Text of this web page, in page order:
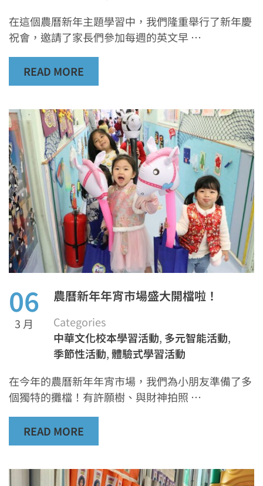
在這個農曆新年主題學習中，我們隆重舉行了新年慶
祝會，邀請了家長們參加每週的英文早 …
READ MORE
06
3 月
農曆新年年宵市場盛大開檔啦！
Categories
中華文化校本學習活動, 多元智能活動,
季節性活動,體驗式學習活動
在今年的農曆新年年宵市場，我們為小朋友準備了多
個獨特的攤檔！有許願樹、與財神拍照 …
READ MORE